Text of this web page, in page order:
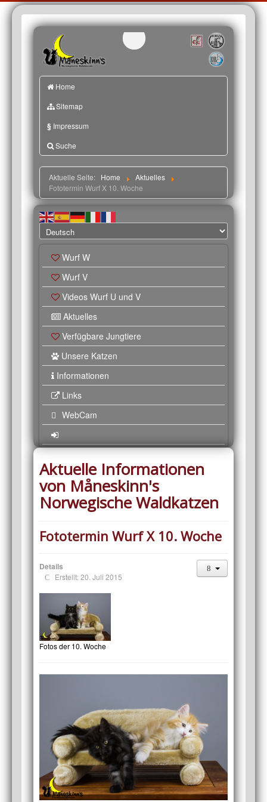
Home
Sitemap
§ Impressum
Suche
Aktuelle Seite: Home
Aktuelles
Fototermin Wurf X 10. Woche
Wurf W
Wurf V
Videos Wurf U und V
Aktuelles
Verfügbare Jungtiere
Unsere Katzen
Informationen
Links
WebCam
Aktuelle Informationen
von Måneskinn's
Norwegische Waldkatzen
Fototermin Wurf X 10. Woche
Details
Erstellt: 20. Juli 2015
Fotos der 10. Woche